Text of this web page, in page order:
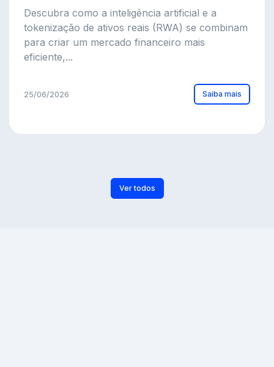
Descubra como a inteligência artificial e a
tokenização de ativos reais (RWA) se combinam
para criar um mercado financeiro mais
eficiente,...
25/06/2026 Saiba mais
Ver todos